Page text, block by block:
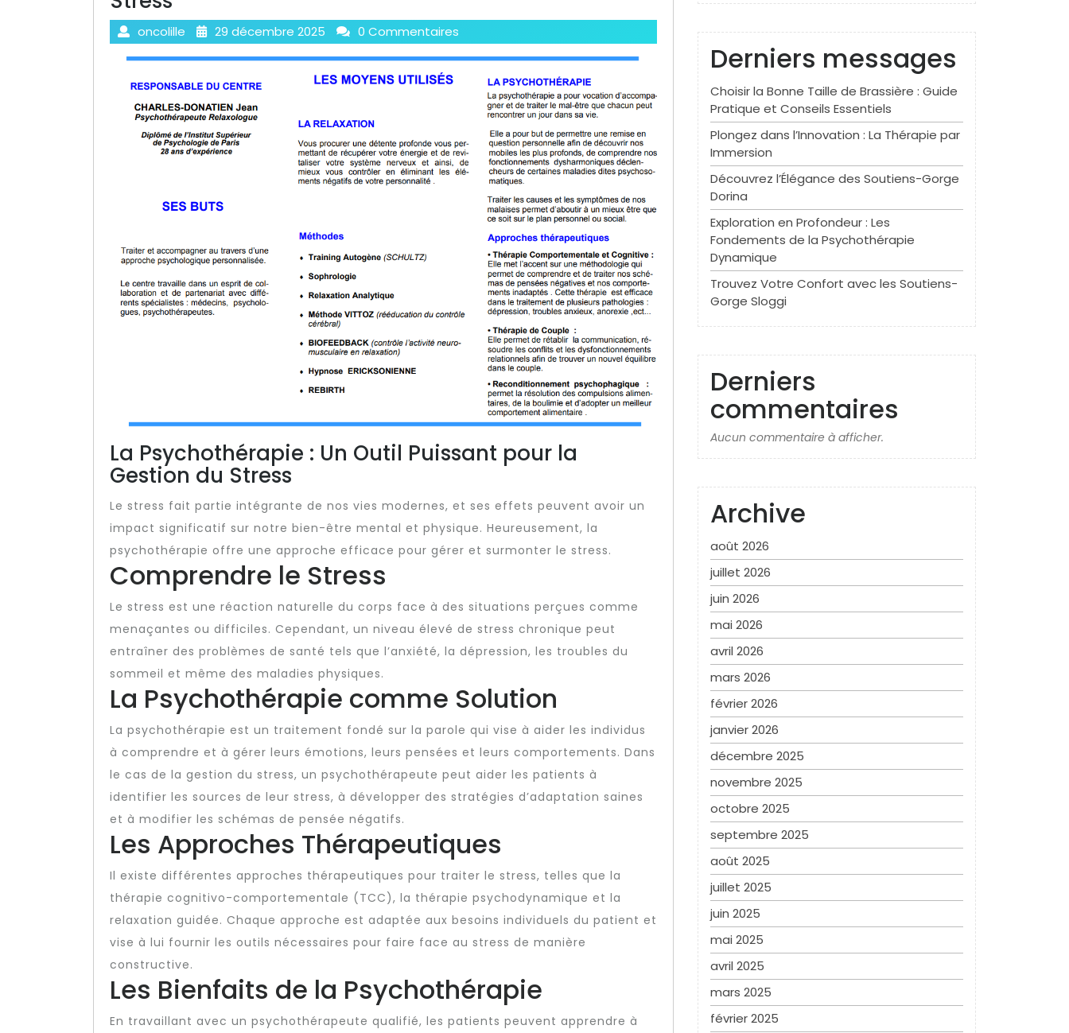
oncolille 29 décembre 2025 0 Commentaires
La Psychothérapie : Un Outil Puissant pour la
Gestion du Stress
Le stress fait partie intégrante de nos vies modernes, et ses effets peuvent avoir un
impact significatif sur notre bien-être mental et physique. Heureusement, la
psychothérapie offre une approche efficace pour gérer et surmonter le stress.
Comprendre le Stress
Le stress est une réaction naturelle du corps face à des situations perçues comme
menaçantes ou difficiles. Cependant, un niveau élevé de stress chronique peut
entraîner des problèmes de santé tels que l’anxiété, la dépression, les troubles du
sommeil et même des maladies physiques.
La Psychothérapie comme Solution
La psychothérapie est un traitement fondé sur la parole qui vise à aider les individus
à comprendre et à gérer leurs émotions, leurs pensées et leurs comportements. Dans
le cas de la gestion du stress, un psychothérapeute peut aider les patients à
identifier les sources de leur stress, à développer des stratégies d’adaptation saines
et à modifier les schémas de pensée négatifs.
Les Approches Thérapeutiques
Il existe différentes approches thérapeutiques pour traiter le stress, telles que la
thérapie cognitivo-comportementale (TCC), la thérapie psychodynamique et la
relaxation guidée. Chaque approche est adaptée aux besoins individuels du patient et
vise à lui fournir les outils nécessaires pour faire face au stress de manière
constructive.
Les Bienfaits de la Psychothérapie
En travaillant avec un psychothérapeute qualifié, les patients peuvent apprendre à
Derniers messages
Choisir la Bonne Taille de Brassière : Guide
Pratique et Conseils Essentiels
Plongez dans l’Innovation : La Thérapie par
Immersion
Découvrez l’Élégance des Soutiens-Gorge
Dorina
Exploration en Profondeur : Les
Fondements de la Psychothérapie
Dynamique
Trouvez Votre Confort avec les Soutiens-
Gorge Sloggi
Derniers
commentaires
Aucun commentaire à afficher.
Archive
août 2026
juillet 2026
juin 2026
mai 2026
avril 2026
mars 2026
février 2026
janvier 2026
décembre 2025
novembre 2025
octobre 2025
septembre 2025
août 2025
juillet 2025
juin 2025
mai 2025
avril 2025
mars 2025
février 2025